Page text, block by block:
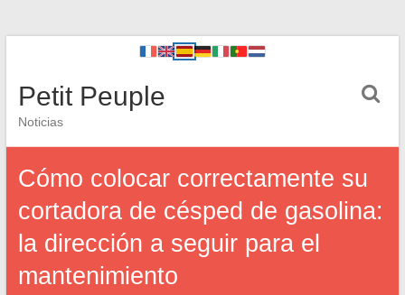
Petit Peuple
Noticias
Cómo colocar correctamente su
cortadora de césped de gasolina:
la dirección a seguir para el
mantenimiento